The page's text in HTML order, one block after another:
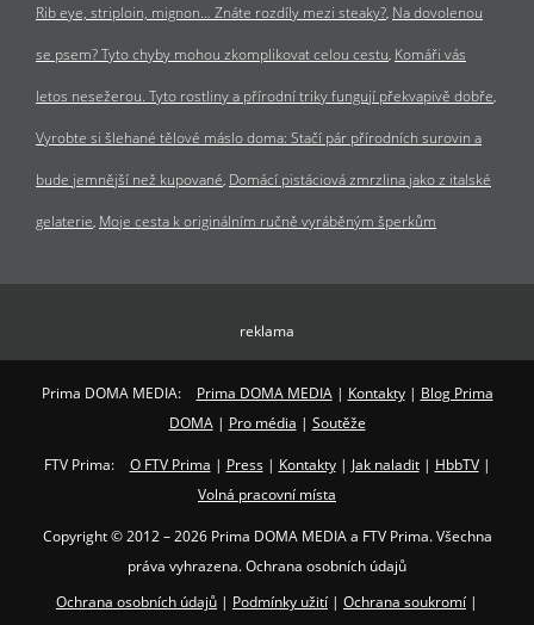
Rib eye, striploin, mignon… Znáte rozdíly mezi steaky? Na dovolenou
se psem? Tyto chyby mohou zkomplikovat celou cestu Komáři vás
letos nesežerou. Tyto rostliny a přírodní triky fungují překvapivě dobře
Vyrobte si šlehané tělové máslo doma: Stačí pár přírodních surovin a
bude jemnější než kupované Domácí pistáciová zmrzlina jako z italské
gelaterie Moje cesta k originálním ručně vyráběným šperkům
reklama
Prima DOMA MEDIA: Prima DOMA MEDIA| Kontakty| Blog Prima
DOMA| Pro média | Soutěže
FTV Prima: O FTV Prima | Press| Kontakty| Jak naladit| HbbTV|
Volná pracovní místa
Copyright © 2012 – 2026 Prima DOMA MEDIA a FTV Prima. Všechna
práva vyhrazena. Ochrana osobních údajů
Ochrana osobních údajů | Podmínky užití | Ochrana soukromí |